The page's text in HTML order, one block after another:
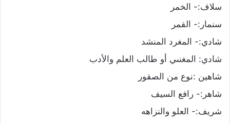
سلاف:- الخمر
سنمار:- القمر
شادي:- المغرد المنشد
شادي: المغنىي أو طالب العلم والأدب
شاهين :نوع من الصقور
شاهر:- رافع السيف
شريف:- العلو والنزاهه